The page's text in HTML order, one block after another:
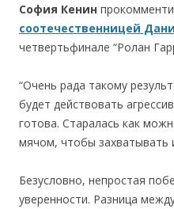
София Кенин
соотечественницей
четвертьфинале “Ролан
“Очень рада такому
будет действовать
готова. Старалась как
мячом, чтобы захватывать
Безусловно, непростая
уверенности. Разница